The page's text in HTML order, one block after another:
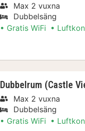
Max 2 vuxna
Dubbelsäng
Gratis WiFi
Dubbelrum (Castle
Max 2 vuxna
Dubbelsäng
Gratis WiFi